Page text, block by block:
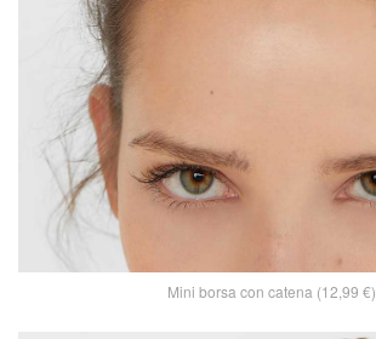
Mini borsa con catena (12,99 €)